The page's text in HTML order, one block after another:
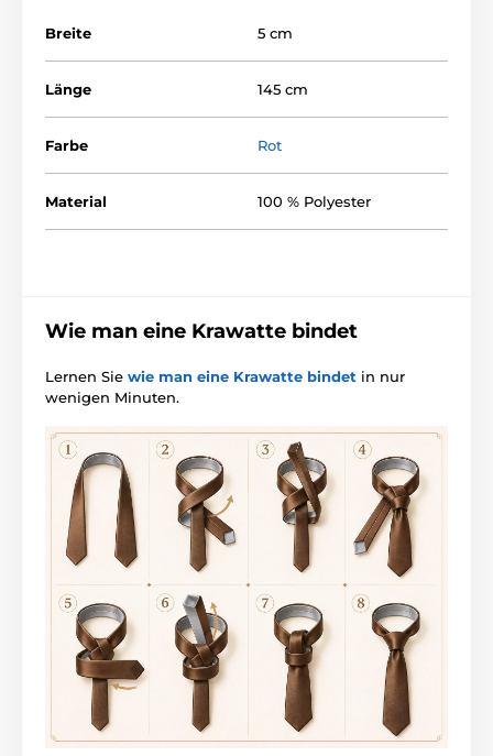
Breite 5 cm
Länge 145 cm
Farbe Rot
Material 100 % Polyester
Wie man eine Krawatte bindet
Lernen Sie wie man eine Krawatte bindet in nur
wenigen Minuten.